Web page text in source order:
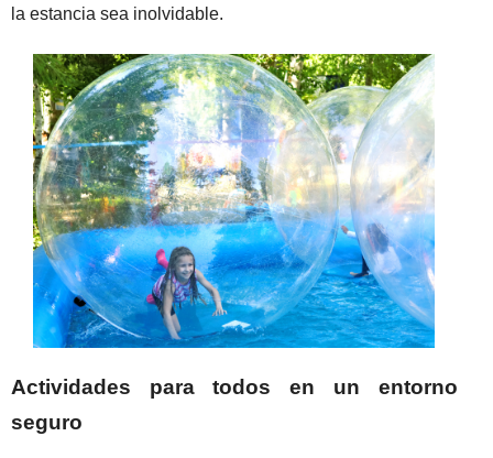
la estancia sea inolvidable.
Actividades para todos en un entorno
seguro